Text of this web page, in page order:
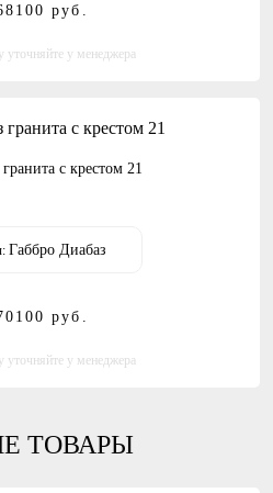
руб.
уточняйте у менеджера
с крестом 21
Габбро Диабаз
руб.
уточняйте у менеджера
ТОВАРЫ